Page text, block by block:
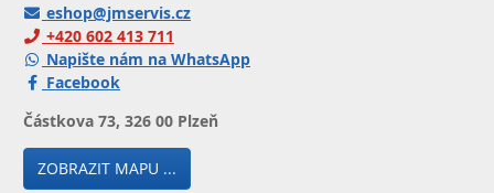
eshop@jmservis.cz
+420 602 413 711
Napište nám na WhatsApp
Facebook
Částkova 73, 326 00 Plzeň
ZOBRAZIT MAPU ...